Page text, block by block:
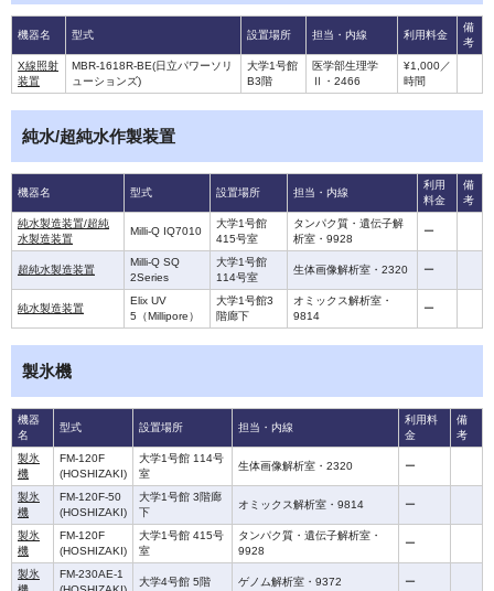
機器名 型式 設置場所 担当・内線 利用料金
備
考
X線照射
装置
MBR-1618R-BE(日立パワーソリ
ューションズ)
大学1号館
B3階
医学部生理学
Ⅱ・2466
¥1,000／
時間
純水/超純水作製装置
機器名 型式 設置場所 担当・内線
利用
料金
備
考
純水製造装置/超純
水製造装置
Milli-Q IQ7010
大学1号館
415号室
タンパク質・遺伝子解
析室・9928
ー
超純水製造装置
Milli-Q SQ
2Series
大学1号館
114号室
生体画像解析室・2320 ー
純水製造装置
Elix UV
5（Millipore）
大学1号館3
階廊下
オミックス解析室・
9814
ー
製氷機
機器
名
型式 設置場所 担当・内線
利用料
金
備
考
製氷
機
FM-120F
(HOSHIZAKI)
大学1号館 114号
室
生体画像解析室・2320 ー
製氷
機
FM-120F-50
(HOSHIZAKI)
大学1号館 3階廊
下
オミックス解析室・9814 ー
製氷
機
FM-120F
(HOSHIZAKI)
大学1号館 415号
室
タンパク質・遺伝子解析室・
9928
ー
製氷
FM-230AE-1
大学4号館 5階 ゲノム解析室・9372 ー